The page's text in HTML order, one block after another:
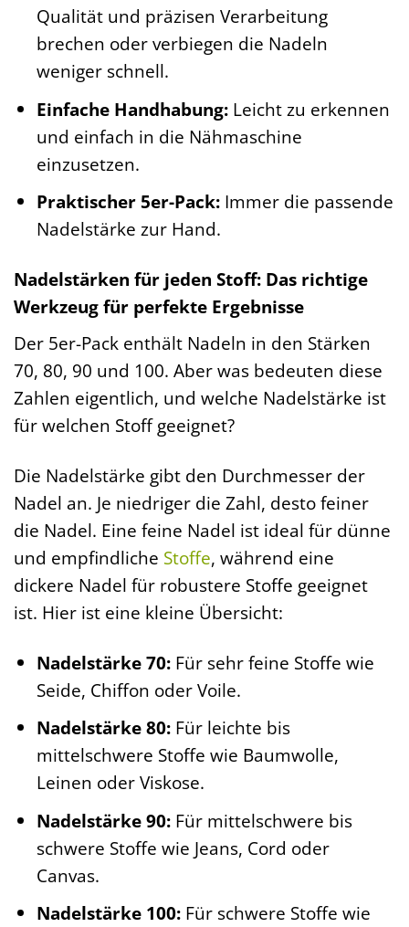
Qualität und präzisen Verarbeitung
brechen oder verbiegen die Nadeln
weniger schnell.
Einfache Handhabung:Leicht zu erkennen
und einfach in die Nähmaschine
einzusetzen.
Praktischer 5er-Pack:Immer die passende
Nadelstärke zur Hand.
Nadelstärken für jeden Stoff: Das richtige
Werkzeug für perfekte Ergebnisse
Der 5er-Pack enthält Nadeln in den Stärken
70, 80, 90 und 100. Aber was bedeuten diese
Zahlen eigentlich, und welche Nadelstärke ist
für welchen Stoff geeignet?
Die Nadelstärke gibt den Durchmesser der
Nadel an. Je niedriger die Zahl, desto feiner
die Nadel. Eine feine Nadel ist ideal für dünne
und empfindliche Stoffe, während eine
dickere Nadel für robustere Stoffe geeignet
ist. Hier ist eine kleine Übersicht:
Nadelstärke 70:Für sehr feine Stoffe wie
Seide, Chiffon oder Voile.
Nadelstärke 80:Für leichte bis
mittelschwere Stoffe wie Baumwolle,
Leinen oder Viskose.
Nadelstärke 90:Für mittelschwere bis
schwere Stoffe wie Jeans, Cord oder
Canvas.
Nadelstärke 100:Für schwere Stoffe wie